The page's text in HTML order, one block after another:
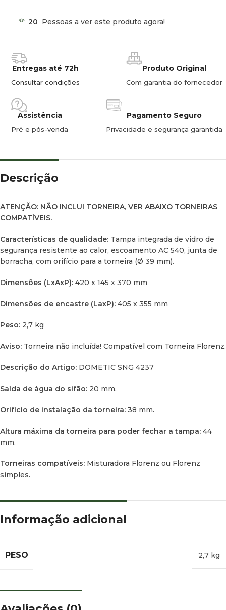
Saída de água do sifão:20 mm.
Altura máxima da torneira para poder fechar a tampa:
mm.
simples.
20 Pessoas a ver este produto agora!
Entregas até 72h
Consultar condições
Produto Original
Com garantia do fornecedor
Assistência
Pré e pós-venda
Pagamento Seguro
Privacidade e segurança garantida
Descrição
ATENÇÃO: NÃO INCLUI TORNEIRA, VER ABAIXO TORNEIRAS
COMPATÍVEIS.
Características de qualidade: Tampa integrada de vidro de
segurança resistente ao calor, escoamento AC 540, junta de
borracha, com orifício para a torneira (Ø 39 mm).
Dimensões (LxAxP): 420 x 145 x 370 mm
Dimensões de encastre (LaxP): 405 x 355 mm
Peso: 2,7 kg
Aviso: Torneira não incluída! Compatível com Torneira Florenz.
Descrição do Artigo: DOMETIC SNG 4237
Saída de água do sifão: 20 mm.
Orifício de instalação da torneira: 38 mm.
Altura máxima da torneira para poder fechar a tampa: 44
mm.
Torneiras compatíveis: Misturadora Florenz ou Florenz
simples.
Informação adicional
PESO 2,7 kg